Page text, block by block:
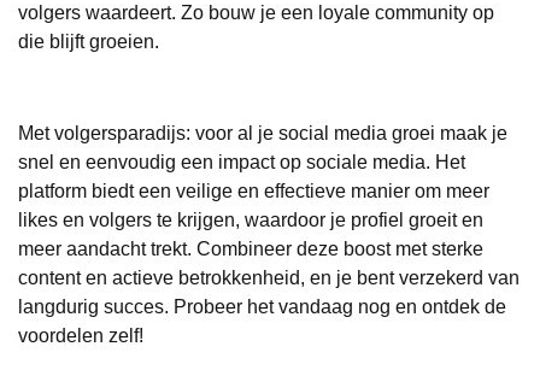
volgers waardeert. Zo bouw je een loyale community op
die blijft groeien.
Met volgersparadijs: voor al je social media groei maak je
snel en eenvoudig een impact op sociale media. Het
platform biedt een veilige en effectieve manier om meer
likes en volgers te krijgen, waardoor je profiel groeit en
meer aandacht trekt. Combineer deze boost met sterke
content en actieve betrokkenheid, en je bent verzekerd van
langdurig succes. Probeer het vandaag nog en ontdek de
voordelen zelf!